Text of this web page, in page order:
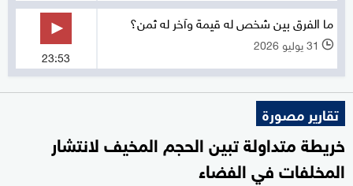
ما الفرق بين شخص له قيمة وآخر له ثمن؟
l 31 يوليو 2026
23:53
تقارير مصورة
خريطة متداولة تبين الحجم المخيف لانتشار
المخلفات في الفضاء